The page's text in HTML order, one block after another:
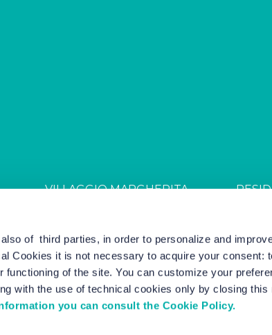
of third parties, in order to personalize and
Cookies it is not necessary to acquire your consent:
functioning of the site. You can customize your
with the use of technical cookies only by closing this
you can consult the Cookie Policy.
VILLAGGIO MARGHERITA
CIN:
by Nozio Business|Cookie Policy- Cookie